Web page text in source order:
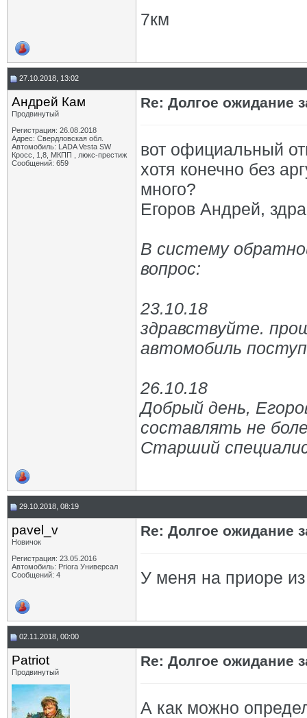
7км
27.10.2018, 13:02
Андрей Кам
Продвинутый
Регистрация: 26.08.2018
Адрес: Свердловская обл.
Автомобиль: LADA Vesta SW
Кросс, 1,8, МКПП , люкс-престиж
Сообщений: 659
Re: Долгое ожидание
вот официальный
хотя конечно без
много?
Егоров Андрей,
В систему
вопрос:
23.10.18
здравствуйте.
автомобиль
26.10.18
Добрый день,
составлять не
Старший
29.10.2018, 08:19
pavel_v
Новичок
Регистрация: 23.05.2016
Автомобиль: Priora Универсал
Сообщений: 4
Re: Долгое ожидание
У меня на приоре
02.11.2018, 00:00
Patriot
Продвинутый
Re: Долгое ожидание
А как можно